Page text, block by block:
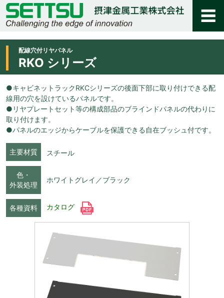
配線穴付リヤパネル
RKO シリーズ
●キャビネットラックRKCシリーズの後面下部に取り付けできる配
線用の穴を設けているパネルです。
●リヤプレートセット等の構成部品のブラインドパネルの代わりに
取り付けます。
●パネルのエッジからケーブルを保護できる自在ブッシュ付です。
主要材質 スチール
色・
外装処理
ホワイトグレイ／ブラック
各種資料 カタログ